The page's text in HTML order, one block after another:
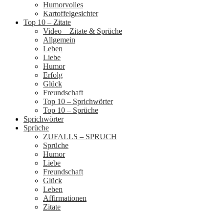
Humorvolles
Kartoffelgesichter
Top 10 – Zitate
Video – Zitate & Sprüche
Allgemein
Leben
Liebe
Humor
Erfolg
Glück
Freundschaft
Top 10 – Sprichwörter
Top 10 – Sprüche
Sprichwörter
Sprüche
ZUFALLS – SPRUCH
Sprüche
Humor
Liebe
Freundschaft
Glück
Leben
Affirmationen
Zitate